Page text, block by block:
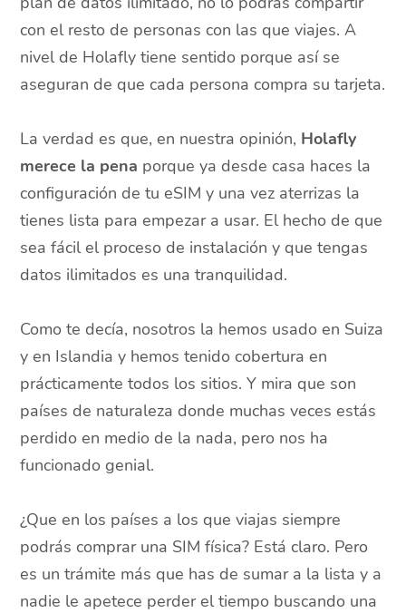
con el resto de personas con las que viajes. A
nivel de Holafly tiene sentido porque así se
aseguran de que cada persona compra su tarjeta.
La verdad es que, en nuestra opinión, Holafly
merece la pena porque ya desde casa haces la
configuración de tu eSIM y una vez aterrizas la
tienes lista para empezar a usar. El hecho de que
sea fácil el proceso de instalación y que tengas
datos ilimitados es una tranquilidad.
Como te decía, nosotros la hemos usado en Suiza
y en Islandia y hemos tenido cobertura en
prácticamente todos los sitios. Y mira que son
países de naturaleza donde muchas veces estás
perdido en medio de la nada, pero nos ha
funcionado genial.
¿Que en los países a los que viajas siempre
podrás comprar una SIM física? Está claro. Pero
es un trámite más que has de sumar a la lista y a
nadie le apetece perder el tiempo buscando una